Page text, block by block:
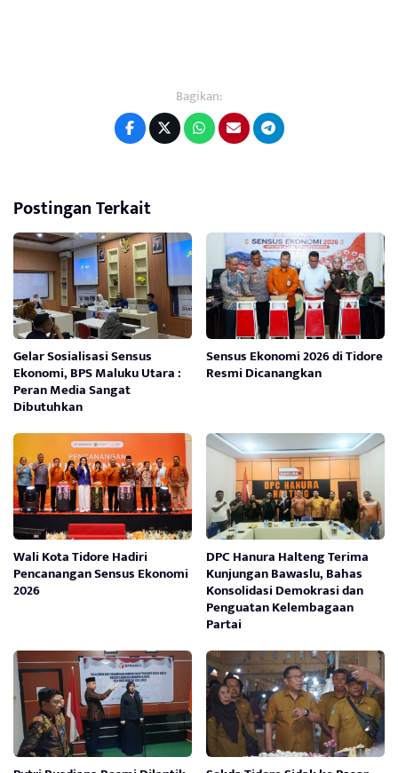
Bagikan:
Postingan Terkait
Gelar Sosialisasi Sensus
Ekonomi, BPS Maluku Utara :
Peran Media Sangat
Dibutuhkan
Sensus Ekonomi 2026 di Tidore
Resmi Dicanangkan
Wali Kota Tidore Hadiri
Pencanangan Sensus Ekonomi
2026
DPC Hanura Halteng Terima
Kunjungan Bawaslu, Bahas
Konsolidasi Demokrasi dan
Penguatan Kelembagaan
Partai